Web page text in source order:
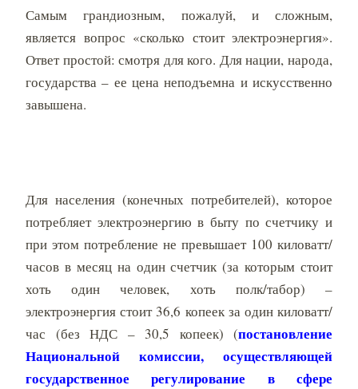
Самым грандиозным, пожалуй, и сложным,
является вопрос «сколько стоит электроэнергия».
Ответ простой: смотря для кого. Для нации, народа,
государства – ее цена неподъемна и искусственно
завышена.
Для населения (конечных потребителей), которое
потребляет электроэнергию в быту по счетчику и
при этом потребление не превышает 100 киловатт/
часов в месяц на один счетчик (за которым стоит
хоть один человек, хоть полк/табор) –
электроэнергия стоит 36,6 копеек за один киловатт/
час (без НДС – 30,5 копеек) (постановление
Национальной комиссии, осуществляющей
государственное регулирование в сфере